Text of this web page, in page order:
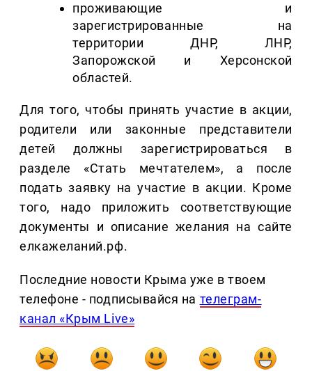
проживающие и
зарегистрированные на
территории ДНР, ЛНР,
Запорожской и Херсонской
областей.
Для того, чтобы принять участие в акции,
родители или законные представители
детей должны зарегистрироваться в
разделе «Стать мечтателем», а после
подать заявку на участие в акции. Кроме
того, надо приложить соответствующие
документы и описание желания на сайте
елкажеланий.рф.
Последние новости Крыма уже в твоем
телефоне - подписывайся на телеграм-
канал «Крым Live»